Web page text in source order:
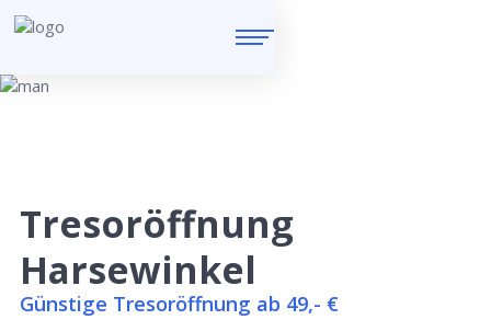
Tresoröffnung
Harsewinkel
Günstige Tresoröffnung ab 49,- €